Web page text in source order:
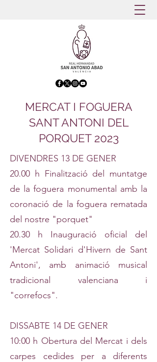
MERCAT I FOGUERA
SANT ANTONI DEL
PORQUET 2023
DIVENDRES 13 DE GENER
20.00 h Finalització del muntatge
de la foguera monumental amb la
coronació de la foguera rematada
del nostre "porquet"
20.30 h Inauguració oficial del
'Mercat Solidari d'Hivern de Sant
Antoni', amb animació musical
tradicional valenciana i
"correfocs".
DISSABTE 14 DE GENER
10:00 h Obertura del Mercat i dels
carpes cedides per a diferents